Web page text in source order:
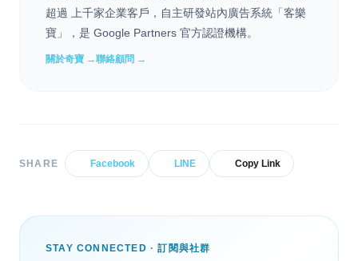
超過 上千家企業客戶，自主研發站內廣告系統「客樂
寶」，是 Google Partners 官方認證機構。
關於奇寶 →聯絡顧問 →
SHARE Facebook LINE Copy Link
STAY CONNECTED · 訂閱與社群